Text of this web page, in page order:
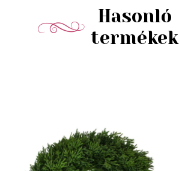
Hasonló
termékek